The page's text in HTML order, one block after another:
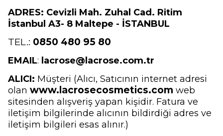
ADRES: Cevizli Mah. Zuhal Cad. Ritim
İstanbul A3- 8 Maltepe - İSTANBUL
TEL.: 0850 480 95 80
EMAIL: lacrose@lacrose.com.tr
ALICI: Müşteri (Alıcı, Satıcının internet adresi
olan www.lacrosecosmetics.com web
sitesinden alışveriş yapan kişidir. Fatura ve
iletişim bilgilerinde alıcının bildirdiği adres ve
iletişim bilgileri esas alınır.)